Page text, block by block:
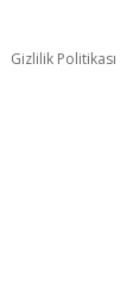
Gizlilik Politikası